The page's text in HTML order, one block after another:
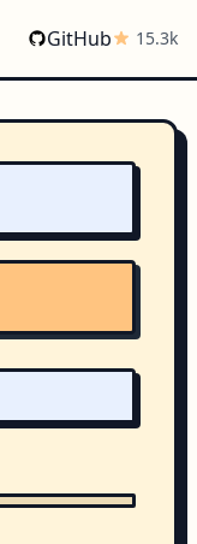
GitHub 15.3k